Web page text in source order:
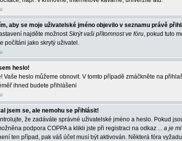
aby se moje uživatelské jméno objevilo v seznamu právě
najděte možnostSkrýt vaši přítomnost ve fóru, pokud tuto
počítáni jako skrytý uživatel.
heslo!
Vaše heslo můžeme obnovit. V tomto případě zmáčkněte na
ihned budete přihlášeni
jsem se, ale nemohu se přihlásit!
že zadáváte správné uživatelské jméno a heslo. Pokud
podpora COPPA a klikli jste při registraci na odkaz ... a je
ten případ, pak váš účet musí být aktivován. Některá fóra